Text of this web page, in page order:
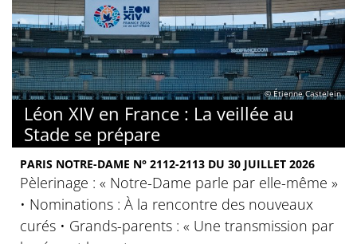
© Étienne Castelein
Léon XIV en France : La veillée au
Stade se prépare
PARIS NOTRE-DAME N° 2112-2113 DU 30 JUILLET 2026
Pèlerinage : « Notre-Dame parle par elle-même »
• Nominations : À la rencontre des nouveaux
curés • Grands-parents : « Une transmission par